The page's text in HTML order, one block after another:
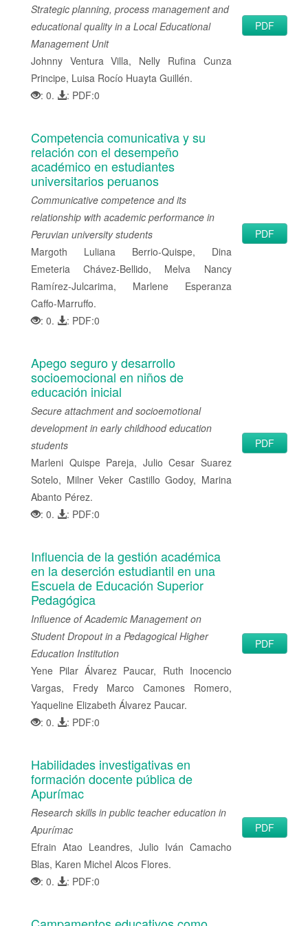
Strategic planning, process management and
educational quality in a Local Educational
Management Unit
Johnny Ventura Villa, Nelly Rufina Cunza
Principe, Luisa Rocío Huayta Guillén.
: 0.
: PDF:0
PDF
Competencia comunicativa y su
relación con el desempeño
académico en estudiantes
universitarios peruanos
Communicative competence and its
relationship with academic performance in
Peruvian university students
Margoth Luliana Berrio-Quispe, Dina
Emeteria Chávez-Bellido, Melva Nancy
Ramírez-Julcarima, Marlene Esperanza
Caffo-Marruffo.
: 0.
: PDF:0
PDF
Apego seguro y desarrollo
socioemocional en niños de
educación inicial
Secure attachment and socioemotional
development in early childhood education
students
Marleni Quispe Pareja, Julio Cesar Suarez
Sotelo, Milner Veker Castillo Godoy, Marina
Abanto Pérez.
: 0.
: PDF:0
PDF
Influencia de la gestión académica
en la deserción estudiantil en una
Escuela de Educación Superior
Pedagógica
Influence of Academic Management on
Student Dropout in a Pedagogical Higher
Education Institution
Yene Pilar Álvarez Paucar, Ruth Inocencio
Vargas, Fredy Marco Camones Romero,
Yaqueline Elizabeth Álvarez Paucar.
: 0.
: PDF:0
PDF
Habilidades investigativas en
formación docente pública de
Apurímac
Research skills in public teacher education in
Apurímac
Efrain Atao Leandres, Julio Iván Camacho
Blas, Karen Michel Alcos Flores.
: 0.
: PDF:0
PDF